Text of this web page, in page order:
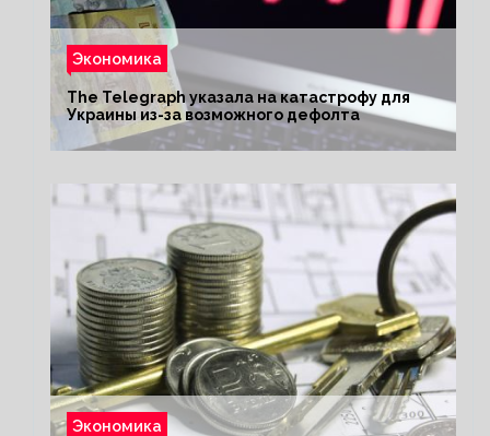
Экономика
The Telegraph указала на катастрофу для
Украины из-за возможного дефолта
Экономика